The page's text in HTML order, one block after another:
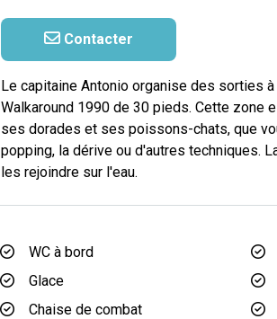
Contacter
Le capitaine Antonio organise des sorties
Walkaround 1990 de 30 pieds. Cette zone
ses dorades et ses poissons-chats, que
popping, la dérive ou d'autres techniques.
les rejoindre sur l'eau.
WC à bord
Glace
Chaise de combat